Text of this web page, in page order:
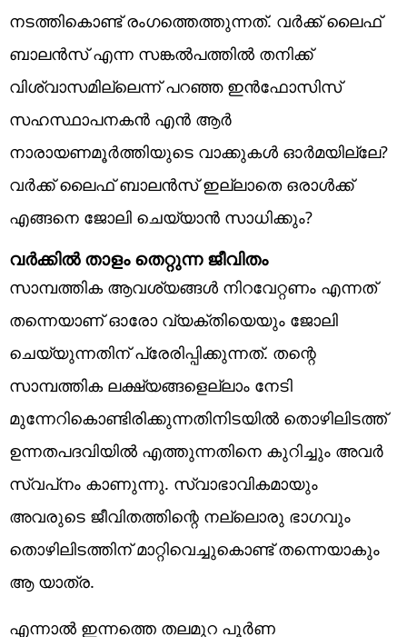
നടത്തികൊണ്ട് രംഗത്തെത്തുന്നത്. വര്‍ക്ക് ലൈഫ്
ബാലന്‍സ് എന്ന സങ്കല്‍പത്തില്‍ തനിക്ക്
വിശ്വാസമില്ലെന്ന് പറഞ്ഞ ഇന്‍ഫോസിസ്
സഹസ്ഥാപനകന്‍ എന്‍ ആര്‍
നാരായണമൂര്‍ത്തിയുടെ വാക്കുകള്‍ ഓര്‍മയില്ലേ?
വര്‍ക്ക് ലൈഫ് ബാലന്‍സ് ഇല്ലാതെ ഒരാള്‍ക്ക്
എങ്ങനെ ജോലി ചെയ്യാന്‍ സാധിക്കും?
വര്‍ക്കില്‍ താളം തെറ്റുന്ന ജീവിതം
സാമ്പത്തിക ആവശ്യങ്ങള്‍ നിറവേറ്റണം എന്നത്
തന്നെയാണ് ഓരോ വ്യക്തിയെയും ജോലി
ചെയ്യുന്നതിന് പ്രേരിപ്പിക്കുന്നത്. തന്റെ
സാമ്പത്തിക ലക്ഷ്യങ്ങളെല്ലാം നേടി
മുന്നേറികൊണ്ടിരിക്കുന്നതിനിടയില്‍ തൊഴിലിടത്ത്
ഉന്നതപദവിയില്‍ എത്തുന്നതിനെ കുറിച്ചും അവര്‍
സ്വപ്‌നം കാണുന്നു. സ്വാഭാവികമായും
അവരുടെ ജീവിതത്തിന്റെ നല്ലൊരു ഭാഗവും
തൊഴിലിടത്തിന് മാറ്റിവെച്ചുകൊണ്ട് തന്നെയാകും
ആ യാത്ര.
എന്നാല്‍ ഇന്നത്തെ തലമുറ പൂര്‍ണ